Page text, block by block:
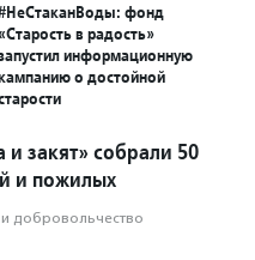
фонд
«Старость в радость»
информационную
о достойной
закят» собрали 50
и пожилых
и доброволь­чест­во